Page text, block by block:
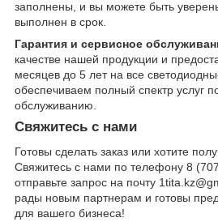
заполнены, и вы можете быть
выполнен в срок.
Гарантия и сервисное
качестве нашей продукции и
месяцев до 5 лет на все
обеспечиваем полный спектр услуг
обслуживанию.
Свяжитесь с нами
Готовы сделать заказ или хотите
Свяжитесь с нами по телефону 8
отправьте запрос на почту
рады новым партнерам и готовы
для вашего бизнеса!